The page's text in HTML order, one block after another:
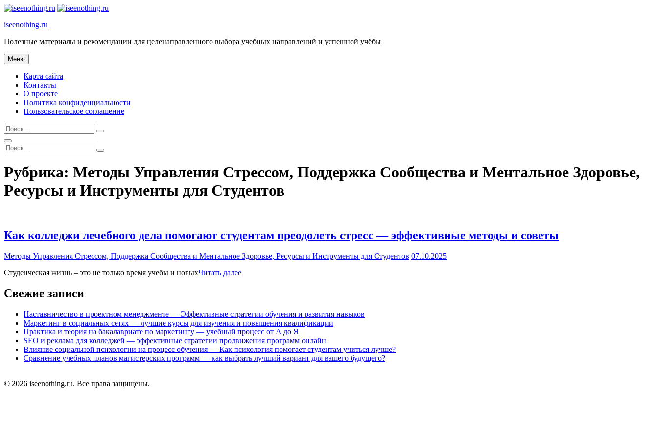
Перейти
содержимому
iseenothing.ru
Полезные материалы и рекомендации для целенаправленного выбора учебных направлений и успешной учёбы
Меню
Карта сайта
Контакты
О проекте
Политика конфиденциальности
Пользовательское соглашение
Найти:
Поиск
Найти:
Наложение
сайта
Рубрика: Методы Управления Стрессом, Поддержка Сообщества и Ментальное Здоровье,
Ресурсы и Инструменты для Студентов
Как колледжи лечебного дела помогают студентам преодолеть стресс — эффективные методы и советы
Рубрики
Методы Управления Стрессом, Поддержка Сообщества и Ментальное Здоровье, Ресурсы и Инструменты для Студентов 07.10.2025
Студенческая жизнь – это не только время учебы и новыхЧитать далееКак
студентам
преодолеть
стресс
—
эффективные
методы
Свежие записи
Наставничество в проектном менеджменте — Эффективные стратегии обучения и развития навыков
Маркетинг в социальных сетях — лучшие курсы для изучения и повышения квалификации
Практика и теория на бакалавриате по маркетингу — учебный процесс от А до Я
SEO и реклама для колледжей — эффективные стратегии продвижения программ онлайн
Влияние социальной психологии на процесс обучения — Как психология помогает студентам учиться лучше?
Сравнение учебных планов магистерских программ — как выбрать лучший вариант для вашего будущего?
© 2026 iseenothing.ru. Все права защищены.